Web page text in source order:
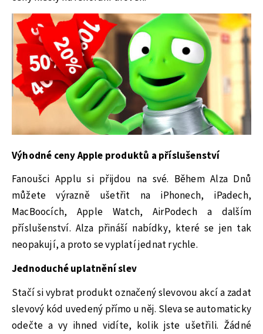
Výhodné ceny Apple produktů a příslušenství
Fanoušci Applu si přijdou na své. Během Alza Dnů
můžete výrazně ušetřit na iPhonech, iPadech,
MacBoocích, Apple Watch, AirPodech a dalším
příslušenství. Alza přináší nabídky, které se jen tak
neopakují, a proto se vyplatí jednat rychle.
Jednoduché uplatnění slev
Stačí si vybrat produkt označený slevovou akcí a zadat
slevový kód uvedený přímo u něj. Sleva se automaticky
odečte a vy ihned vidíte, kolik jste ušetřili. Žádné